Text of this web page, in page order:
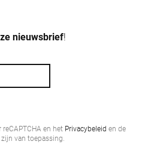
nieuwsbrief!
en het Privacybeleid en de
van toepassing.